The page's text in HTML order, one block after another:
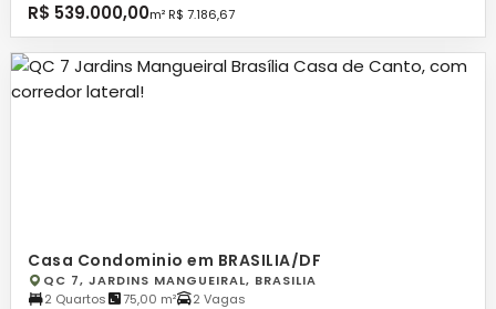
R$ 539.000,00m² R$ 7.186,67
Casa Condominio em BRASILIA/DF
QC 7, JARDINS MANGUEIRAL, BRASILIA
2 Quartos
75,00 m² 2 Vagas